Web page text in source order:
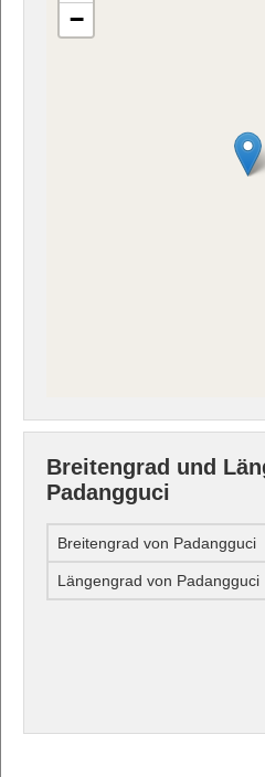
−
Breitengrad und
Padangguci
Breitengrad von Padangguci
Längengrad von Padangguci